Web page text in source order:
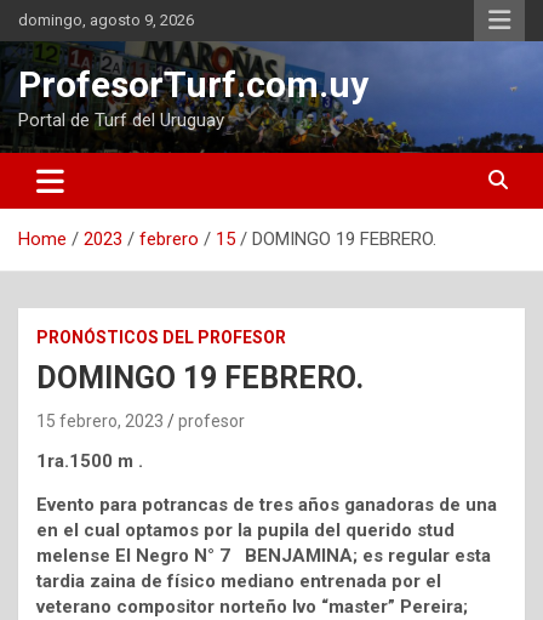
Skip
to
content
domingo, agosto 9, 2026
ProfesorTurf.com.uy
Portal de Turf del Uruguay
Home 2023 febrero 15 DOMINGO 19 FEBRERO.
PRONÓSTICOS DEL PROFESOR
DOMINGO 19 FEBRERO.
15 febrero, 2023 profesor
1ra.1500 m .
Evento para potrancas de tres años ganadoras de una
en el cual optamos por la pupila del querido stud
melense El Negro N° 7 BENJAMINA; es regular esta
tardia zaina de físico mediano entrenada por el
veterano compositor norteño Ivo “master” Pereira;